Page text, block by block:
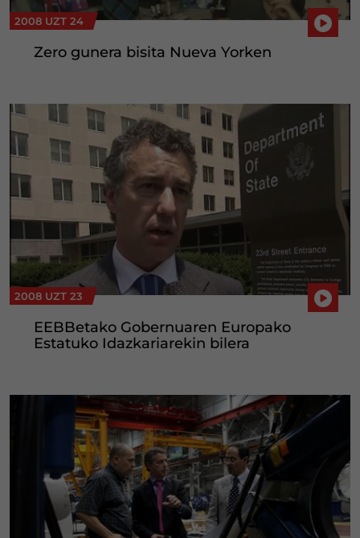
2008 UZT 24
Zero gunera bisita Nueva Yorken
2008 UZT 23
EEBBetako Gobernuaren Europako
Estatuko Idazkariarekin bilera